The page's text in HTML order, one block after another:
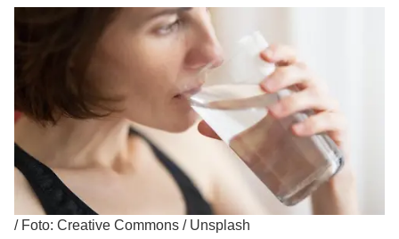
/ Foto: Creative Commons / Unsplash